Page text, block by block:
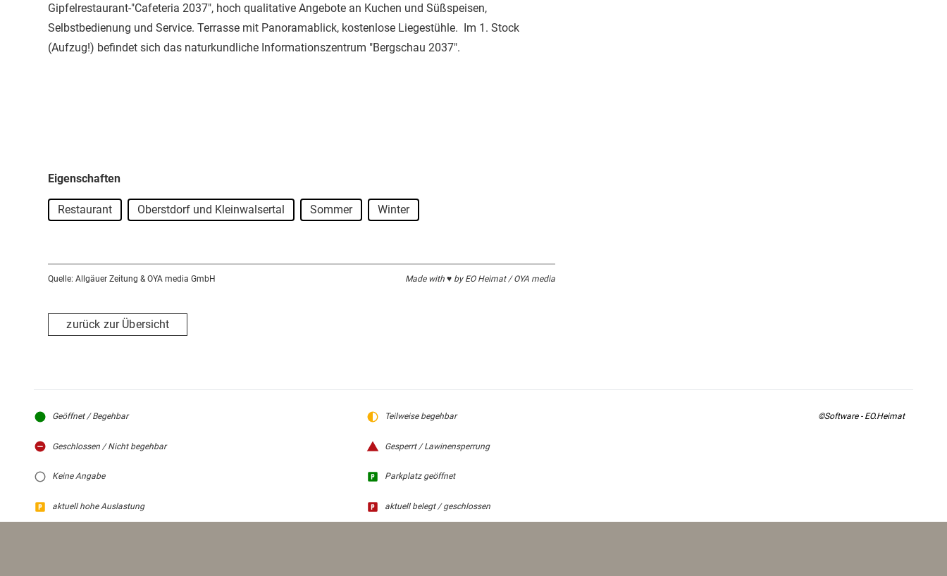
Gipfelrestaurant-"Cafeteria 2037", hoch qualitative Angebote an Kuchen und Süßspeisen,
Selbstbedienung und Service. Terrasse mit Panoramablick, kostenlose Liegestühle. Im 1. Stock
(Aufzug!) befindet sich das naturkundliche Informationszentrum "Bergschau 2037".
Eigenschaften
Restaurant Oberstdorf und Kleinwalsertal Sommer Winter
Quelle: Allgäuer Zeitung & OYA media GmbH Made with ♥ by EO Heimat / OYA media
zurück zur Übersicht
Geöffnet / Begehbar Teilweise begehbar
Geschlossen / Nicht begehbar Gesperrt / Lawinensperrung
Keine Angabe Parkplatz geöffnet
aktuell hohe Auslastung aktuell belegt / geschlossen
©Software - EO.Heimat